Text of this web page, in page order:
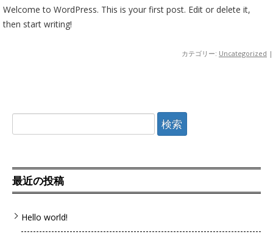
Welcome to WordPress. This is your first post. Edit or delete it,
then start writing!
カテゴリー: Uncategorized |
索:
最近の投稿
Hello world!